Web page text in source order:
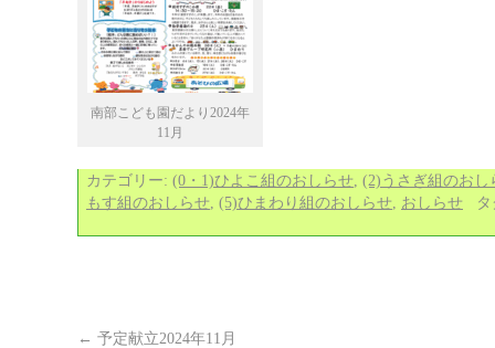
南部こども園だより2024年
11月
カテゴリー: (0・1)ひよこ組のおしらせ (2)うさぎ組のおし
もす組のおしらせ (5)ひまわり組のおしらせ おしらせ タ
← 予定献立2024年11月